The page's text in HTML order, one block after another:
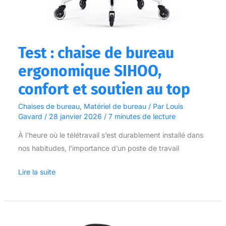
Test : chaise de bureau
ergonomique SIHOO,
confort et soutien au top
Chaises de bureau, Matériel de bureau/ Par Louis
Gavard / 28 janvier 2026 / 7 minutes de lecture
À l’heure où le télétravail s’est durablement installé dans
nos habitudes, l’importance d’un poste de travail
Lire la suite